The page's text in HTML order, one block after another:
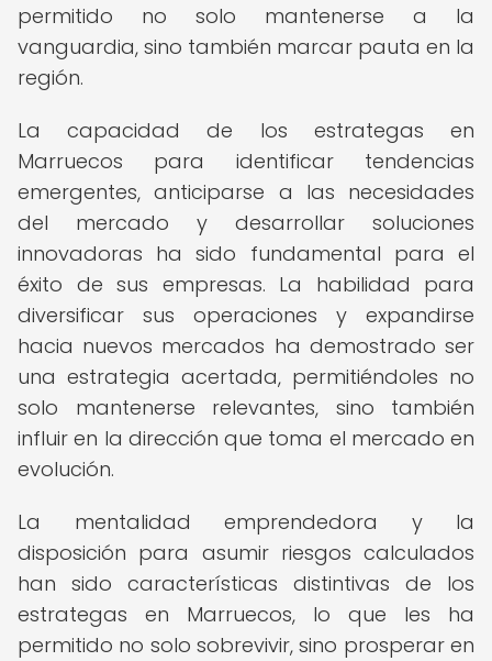
permitido no solo mantenerse a la
vanguardia, sino también marcar pauta en la
región.
La capacidad de los estrategas en
Marruecos para identificar tendencias
emergentes, anticiparse a las necesidades
del mercado y desarrollar soluciones
innovadoras ha sido fundamental para el
éxito de sus empresas. La habilidad para
diversificar sus operaciones y expandirse
hacia nuevos mercados ha demostrado ser
una estrategia acertada, permitiéndoles no
solo mantenerse relevantes, sino también
influir en la dirección que toma el mercado en
evolución.
La mentalidad emprendedora y la
disposición para asumir riesgos calculados
han sido características distintivas de los
estrategas en Marruecos, lo que les ha
permitido no solo sobrevivir, sino prosperar en